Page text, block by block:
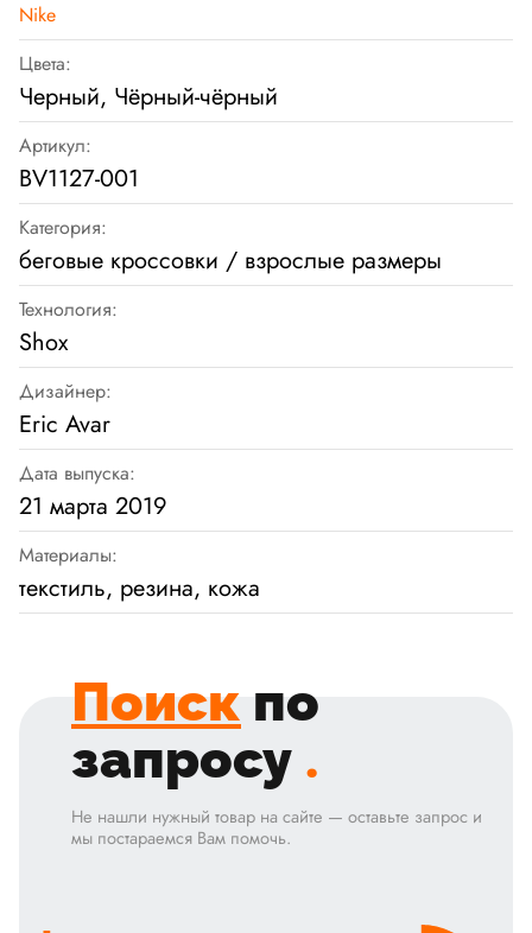
Nike
Цвета:
Черный, Чёрный-чёрный
Артикул:
BV1127-001
Категория:
беговые кроссовки / взрослые размеры
Технология:
Shox
Дизайнер:
Eric Avar
Дата выпуска:
21 марта 2019
Материалы:
текстиль, резина, кожа
Поиск по
запросу .
Не нашли нужный товар на сайте — оставьте запрос и
мы постараемся Вам помочь.